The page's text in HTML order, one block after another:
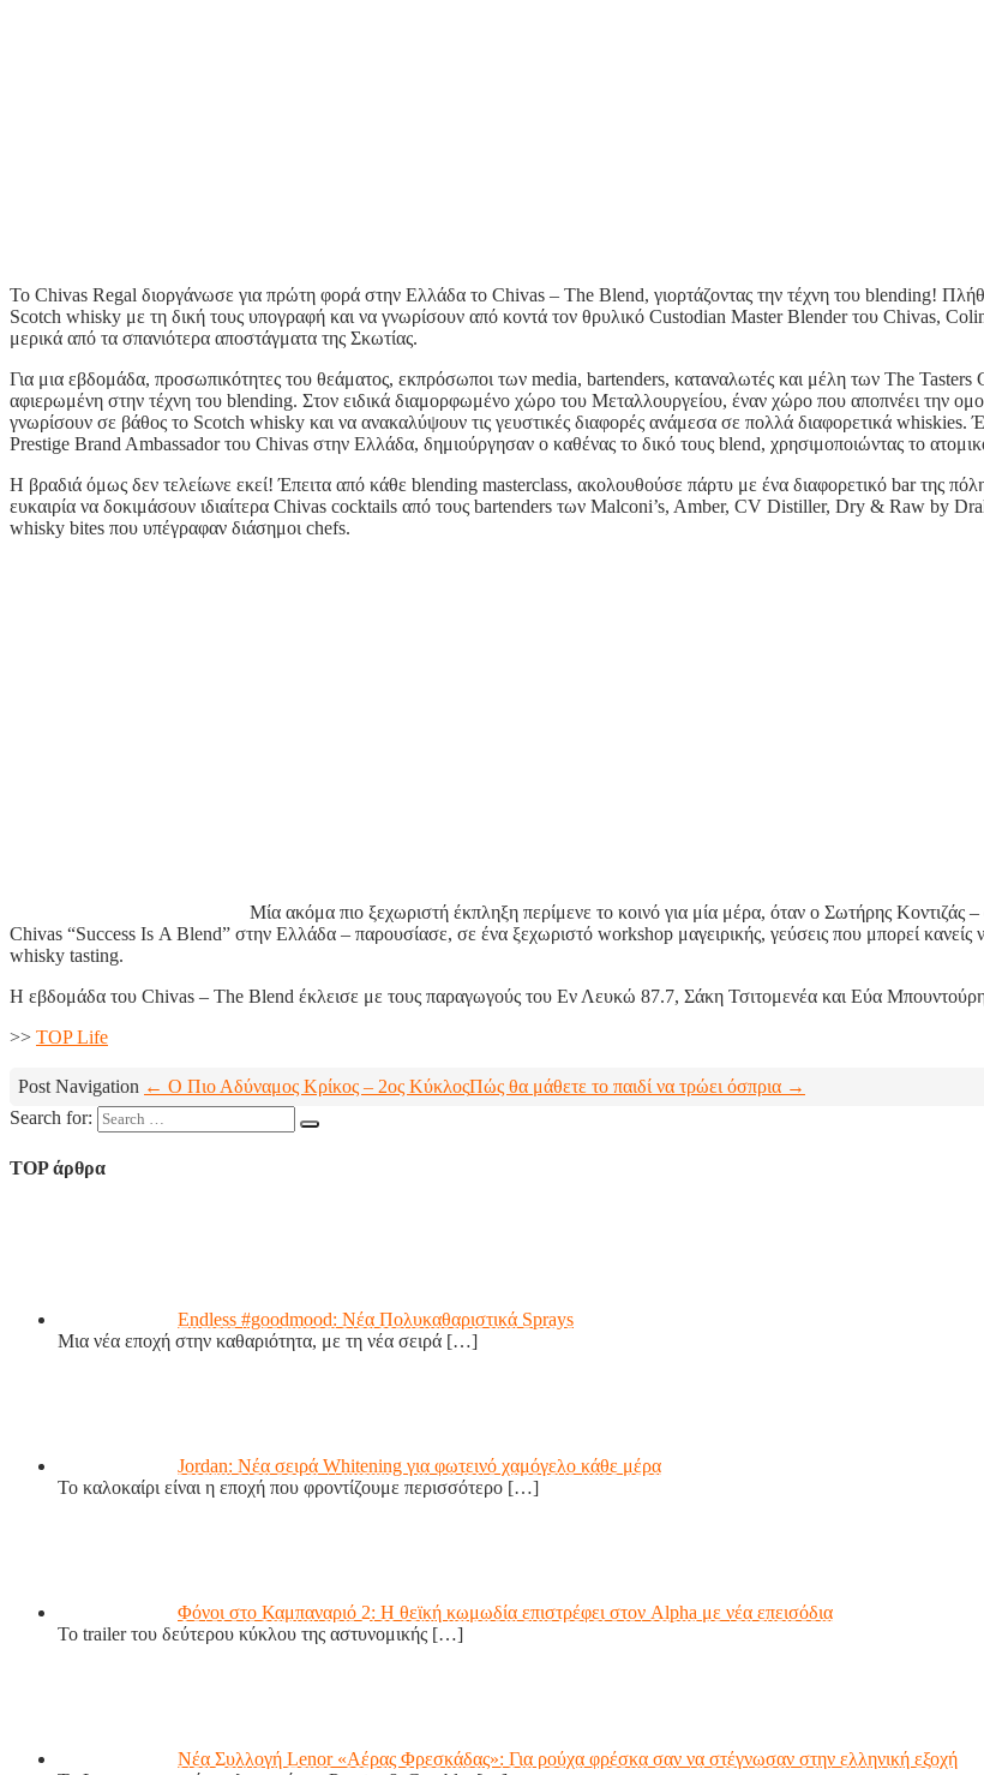
Το Chivas Regal διοργάνωσε για πρώτη φορά στην Ελλάδα το Chivas – The Blend, γιορτάζοντας την τέχνη του blending!
Scotch whisky με τη δική τους υπογραφή και να γνωρίσουν από κοντά τον θρυλικό Custodian Master Blender του Chivas,
μερικά από τα σπανιότερα αποστάγματα της Σκωτίας.
Για μια εβδομάδα, προσωπικότητες του θεάματος, εκπρόσωποι των media, bartenders, καταναλωτές και μέλη των The
αφιερωμένη στην τέχνη του blending. Στον ειδικά διαμορφωμένο χώρο του Μεταλλουργείου, έναν χώρο που αποπνέει την
γνωρίσουν σε βάθος το Scotch whisky και να ανακαλύψουν τις γευστικές διαφορές ανάμεσα σε πολλά διαφορετικά
Prestige Brand Ambassador του Chivas στην Ελλάδα, δημιούργησαν ο καθένας το δικό τους blend, χρησιμοποιώντας το
Η βραδιά όμως δεν τελείωνε εκεί! Έπειτα από κάθε blending masterclass, ακολουθούσε πάρτυ με ένα διαφορετικό bar της
ευκαιρία να δοκιμάσουν ιδιαίτερα Chivas cocktails από τους bartenders των Malconi’s, Amber, CV Distiller, Dry & Raw by
whisky bites που υπέγραφαν διάσημοι chefs.
Μία ακόμα πιο ξεχωριστή έκπληξη περίμενε το κοινό για μία μέρα, όταν ο Σωτήρης
Chivas “Success Ιs Α Blend” στην Ελλάδα – παρουσίασε, σε ένα ξεχωριστό workshop μαγειρικής, γεύσεις που μπορεί
whisky tasting.
Η εβδομάδα του Chivas – The Blend έκλεισε με τους παραγωγούς του Εν Λευκώ 87.7, Σάκη Τσιτομενέα και Εύα
>> TOP Life
Post Navigation ← Ο Πιο Αδύναμος Κρίκος – 2ος ΚύκλοςΠώς θα μάθετε το παιδί να τρώει όσπρια →
Search for:
TOP άρθρα
Endless #goodmood: Νέα Πολυκαθαριστικά Sprays
Μια νέα εποχή στην καθαριότητα, με τη νέα σειρά […]
Jordan: Νέα σειρά Whitening για φωτεινό χαμόγελο κάθε μέρα
Το καλοκαίρι είναι η εποχή που φροντίζουμε περισσότερο […]
Φόνοι στο Καμπαναριό 2: Η θεϊκή κωμωδία επιστρέφει στον Alpha με νέα επεισόδια
Το trailer του δεύτερου κύκλου της αστυνομικής […]
Νέα Συλλογή Lenor «Αέρας Φρεσκάδας»: Για ρούχα φρέσκα σαν να στέγνωσαν στην ελληνική εξοχή